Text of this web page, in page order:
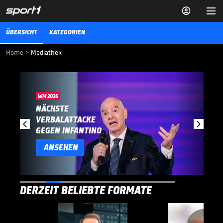


ÜBERSICHT KATEGORIEN
Home > Mediathek
 
WM 2026
NÄCHSTE
VERBALATTACKE
GEGEN INFANTINO
ANSEHEN
SPANIENS
KRÖNUNG:
NÄCHSTE
VERBALATTACKE
GEGEN
BEI
WM-
THRILLER!
NEUER
KLUB,
NEUE
DESHALB
LEHNTE
WM-
SEINER
DERZEIT BELIEBTE FORMATE